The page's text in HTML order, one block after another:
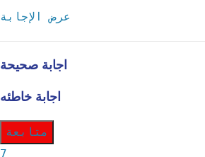
عرض الإجابة
اجابة صحيحة
اجابة خاطئه
متابعة
7